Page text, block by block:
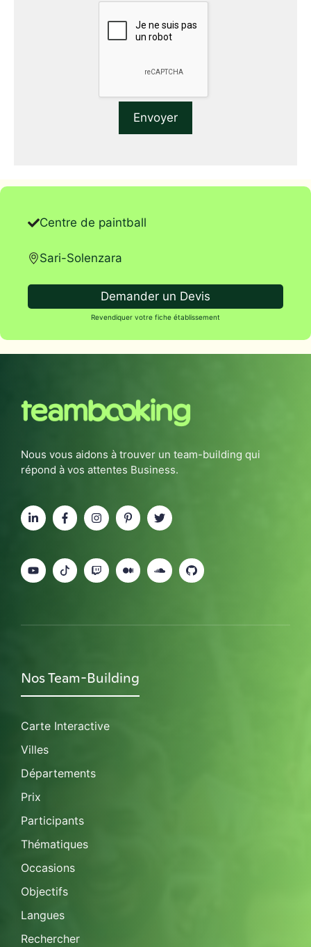
Centre de paintball
Sari-Solenzara
Demander un Devis
Revendiquer votre fiche établissement
Nous vous aidons à trouver un team-building qui
répond à vos attentes Business.
Nos Team-Building
Carte Interactive
Villes
Départements
Prix
Participants
Thématiques
Occasions
Objectifs
Langues
Rechercher